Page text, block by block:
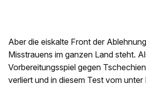
Aber die eiskalte Front der
Misstrauens im ganzen Land steht.
Vorbereitungsspiel gegen
verliert und in diesem Test vom